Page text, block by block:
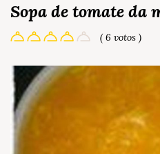
Sopa de tomate da
( 6 votos )